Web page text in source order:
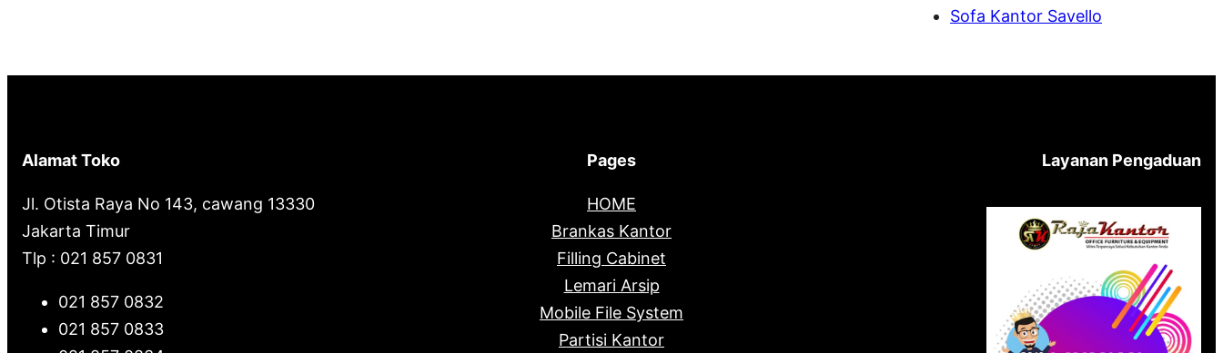
Sofa Kantor Savello
Alamat Toko
Jl. Otista Raya No 143, cawang 13330
Jakarta Timur
Tlp : 021 857 0831
021 857 0832
021 857 0833
Pages
HOME
Brankas Kantor
Filling Cabinet
Lemari Arsip
Mobile File System
Partisi Kantor
Layanan Pengaduan